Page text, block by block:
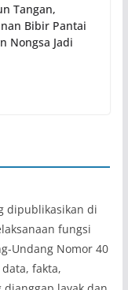
Tangan,
Bibir Pantai
Nongsa Jadi
dipublikasikan di
fungsi
Undang Nomor 40
fakta,